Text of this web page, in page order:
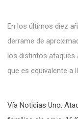
En los últimos diez
derrame de
los distintos ataques
que es equivalente a
Vía Noticias Uno: